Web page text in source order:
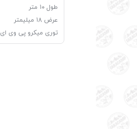
طول ۱۰ متر
عرض ۱۸ میلیمتر
توری میکرو پی وی ای